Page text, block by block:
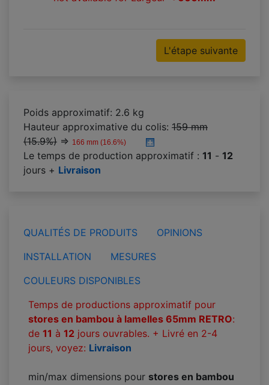
L'étape suivante
Poids approximatif: 2.6 kg
Hauteur approximative du colis: 159 mm
(15.9%) ⇒ 166 mm (16.6%)
Le temps de production approximatif : 11 - 12
jours + Livraison
QUALITÉS DE PRODUITS
OPINIONS
INSTALLATION
MESURES
COULEURS DISPONIBLES
Temps de productions approximatif pour
stores en bambou à lamelles 65mm RETRO:
de 11 à 12 jours ouvrables. + Livré en 2-4
jours, voyez: Livraison
min/max dimensions pour stores en bambou